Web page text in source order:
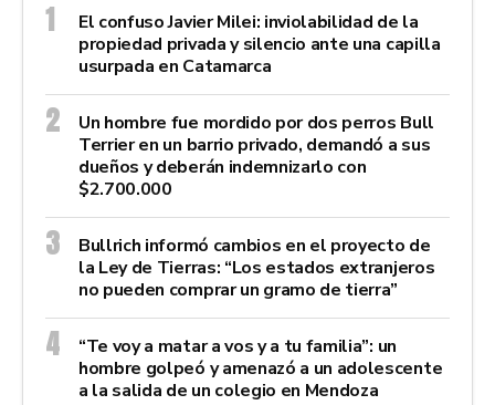
El confuso Javier Milei: inviolabilidad de la
propiedad privada y silencio ante una capilla
usurpada en Catamarca
Un hombre fue mordido por dos perros Bull
Terrier en un barrio privado, demandó a sus
dueños y deberán indemnizarlo con
$2.700.000
Bullrich informó cambios en el proyecto de
la Ley de Tierras: “Los estados extranjeros
no pueden comprar un gramo de tierra”
“Te voy a matar a vos y a tu familia”: un
hombre golpeó y amenazó a un adolescente
a la salida de un colegio en Mendoza